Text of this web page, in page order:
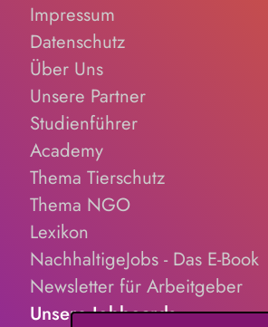
Impressum
Datenschutz
Über Uns
Unsere Partner
Studienführer
Academy
Thema Tierschutz
Thema NGO
Lexikon
NachhaltigeJobs - Das E-Book
Newsletter für Arbeitgeber
Unsere Jobboards